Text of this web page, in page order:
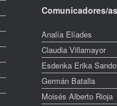
Comunicadores/as
Analía Elíades
Claudia Villamayor
Esdenka Erika
Germán Batalla
Moisés Alberto Rioja